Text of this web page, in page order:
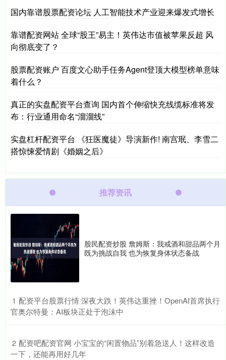
国内靠谱股票配资论坛 人工智能技术产业迎来爆发式增长
靠谱配资网站 全球“股王”易主！英伟达市值被苹果反超 风
向彻底变了？
股票配资账户 百度文心助手任务Agent登顶大模型榜单意味
着什么？
真正的实盘配资平台查询 国内首个伸缩快充线缆标准将发
布：行业通用命名“溜溜线”
实盘杠杆配资平台 《狂医魔徒》导演新作! 南宫珉、李雪二
搭惊悚爱情剧《婚姻之后》
推荐资讯
股民配资炒股 詹姆斯：我戒酒和甜品两个月
既为挑战自我 也为恢复身体状态备战
1 ​配资平台股票行情 深夜大跌！英伟达重挫！OpenAI首席执行
官奥尔特曼：AI板块正处于泡沫中
2 ​配资吧配资官网 小宝宝的“闲置物品”别着急送人！这样改造
一下，还能再用好几年